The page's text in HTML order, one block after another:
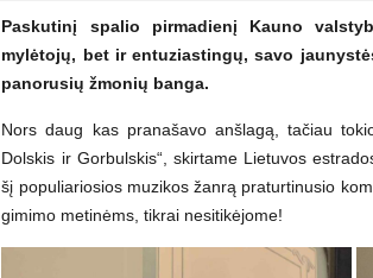
Paskutinį spalio pirmadienį Kauno
mylėtojų, bet ir entuziastingų, savo
panorusių žmonių banga.
Nors daug kas pranašavo anšlagą, tačiau
Dolskis ir Gorbulskis“, skirtame Lietuvos
šį populiariosios muzikos žanrą praturtinusio
gimimo metinėms, tikrai nesitikėjome!